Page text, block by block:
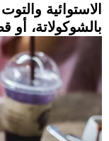
الاستوائية
بالشوكولاتة،